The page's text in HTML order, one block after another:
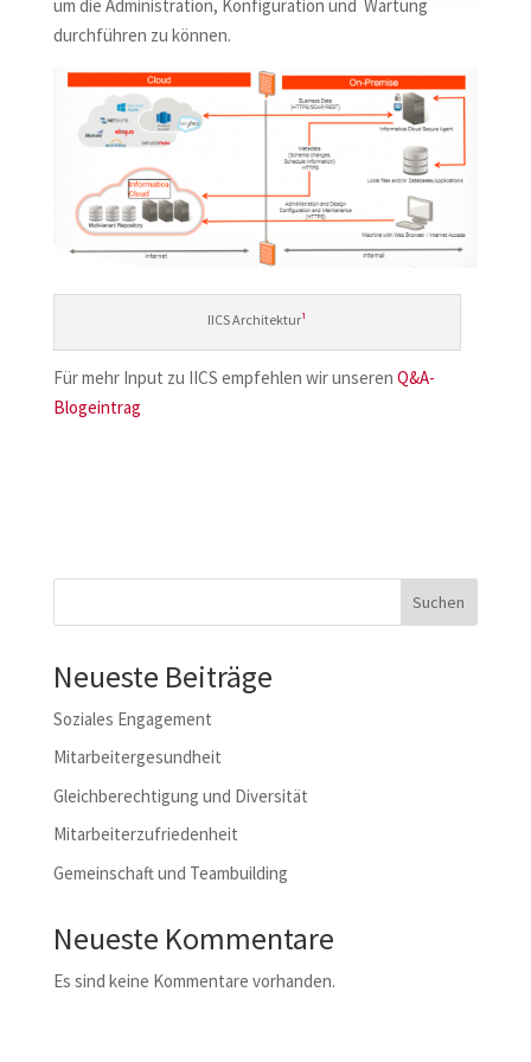
um die Administration, Konfiguration und Wartung
durchführen zu können.
IICS Architektur¹
Für mehr Input zu IICS empfehlen wir unseren Q&A-
Blogeintrag
Suchen
Neueste Beiträge
Soziales Engagement
Mitarbeitergesundheit
Gleichberechtigung und Diversität
Mitarbeiterzufriedenheit
Gemeinschaft und Teambuilding
Neueste Kommentare
Es sind keine Kommentare vorhanden.